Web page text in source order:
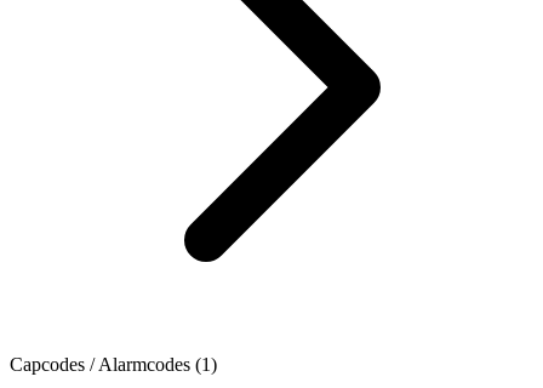
Capcodes / Alarmcodes (1)